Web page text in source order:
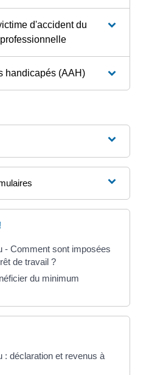
d'accident du
handicapés (AAH)
- Comment sont imposées
de travail ?
du minimum
: déclaration et revenus à